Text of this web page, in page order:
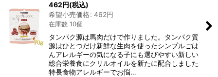
462円(税込)
希望小売価格: 462円
在庫数 10個
タンパク源は馬肉だけで作りました。タンパク質
源はひとつだけ新鮮な生肉を使ったシンプルごは
んアレルギーの気になる子にも選びやすい新しい
総合栄養食にクリルオイルを新たに配合しました
特長食物アレルギーでお悩…